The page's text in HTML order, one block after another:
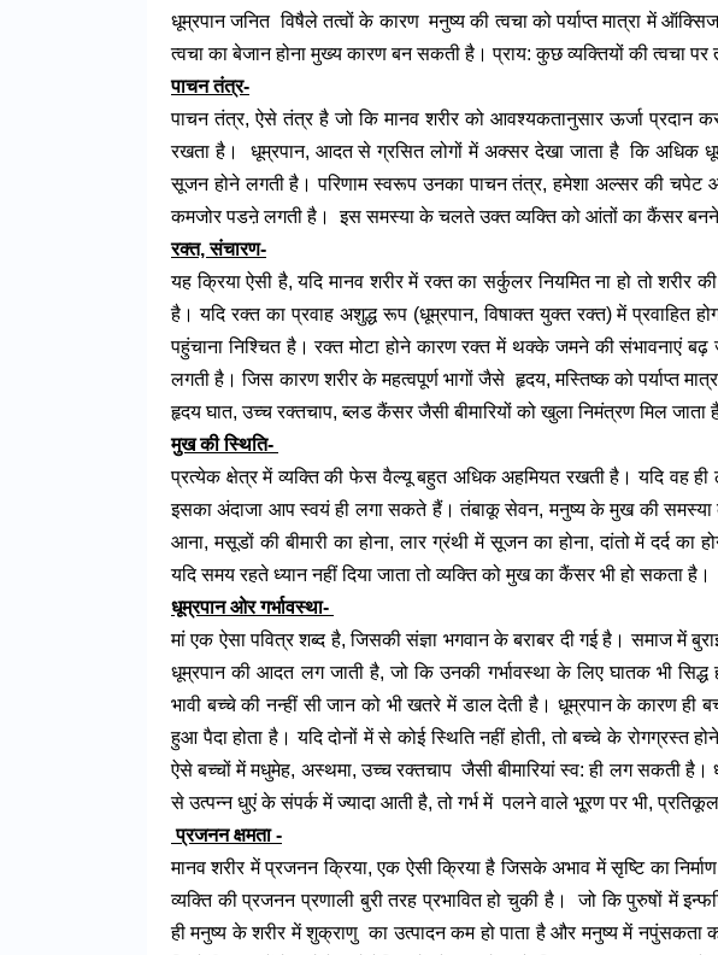
धूम्रपान जनित विषैले तत्वों के कारण मनुष्य की त्वचा को पर्याप्त मात्रा में
त्वचा का बेजान होना मुख्य कारण बन सकती है। प्राय: कुछ व्यक्तियों की त्वचा पर
पाचन तंत्र-
पाचन तंत्र, ऐसे तंत्र है जो कि मानव शरीर को आवश्यकतानुसार ऊर्जा प्रदान
रखता है। धूम्रपान, आदत से ग्रसित लोगों में अक्सर देखा जाता है कि
सूजन होने लगती है। परिणाम स्वरूप उनका पाचन तंत्र, हमेशा अल्सर की चपेट
कमजोर पडऩे लगती है। इस समस्या के चलते उक्त व्यक्ति को आंतों का कैंसर बनने
रक्त, संचारण-
यह क्रिया ऐसी है, यदि मानव शरीर में रक्त का सर्कुलर नियमित ना हो तो शरीर
है। यदि रक्त का प्रवाह अशुद्ध रूप (धूम्रपान, विषाक्त युक्त रक्त) में प्रवाहित
पहुंचाना निश्चित है। रक्त मोटा होने कारण रक्त में थक्के जमने की संभावनाएं बढ़
लगती है। जिस कारण शरीर के महत्वपूर्ण भागों जैसे हृदय, मस्तिष्क को पर्याप्त
हृदय घात, उच्च रक्तचाप, ब्लड कैंसर जैसी बीमारियों को खुला निमंत्रण मिल जाता
मुख की स्थिति-
प्रत्येक क्षेत्र में व्यक्ति की फेस वैल्यू बहुत अधिक अहमियत रखती है। यदि वह ही
इसका अंदाजा आप स्वयं ही लगा सकते हैं। तंबाकू सेवन, मनुष्य के मुख की समस्या
आना, मसूडों की बीमारी का होना, लार ग्रंथी में सूजन का होना, दांतो में दर्द
यदि समय रहते ध्यान नहीं दिया जाता तो व्यक्ति को मुख का कैंसर भी हो सकता है।
धूम्रपान ओर गर्भावस्था-
मां एक ऐसा पवित्र शब्द है, जिसकी संज्ञा भगवान के बराबर दी गई है। समाज में
धूम्रपान की आदत लग जाती है, जो कि उनकी गर्भावस्था के लिए घातक भी
भावी बच्चे की नन्हीं सी जान को भी खतरे में डाल देती है। धूम्रपान के कारण ही
हुआ पैदा होता है। यदि दोनों में से कोई स्थिति नहीं होती, तो बच्चे के रोगग्रस्त
ऐसे बच्चों में मधुमेह, अस्थमा, उच्च रक्तचाप जैसी बीमारियां स्व: ही लग सकती है।
से उत्पन्न धुएं के संपर्क में ज्यादा आती है, तो गर्भ में पलने वाले भू्रण पर भी,
प्रजनन क्षमता -
मानव शरीर में प्रजनन क्रिया, एक ऐसी क्रिया है जिसके अभाव में सृष्टि का
व्यक्ति की प्रजनन प्रणाली बुरी तरह प्रभावित हो चुकी है। जो कि पुरुषों में
ही मनुष्य के शरीर में शुक्राणु का उत्पादन कम हो पाता है और मनुष्य में नपुंसकता